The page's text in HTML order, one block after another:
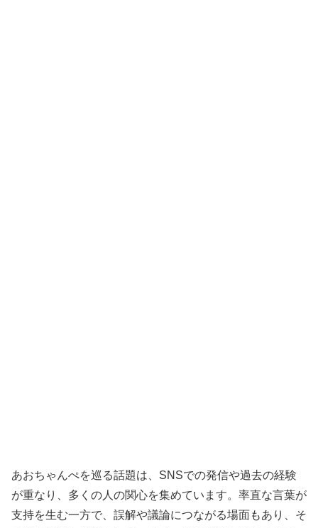
あおちゃんぺを巡る話題は、SNSでの発信や過去の経験
が重なり、多くの人の関心を集めています。率直な言葉が
支持を生む一方で、誤解や議論につながる場面もあり、そ